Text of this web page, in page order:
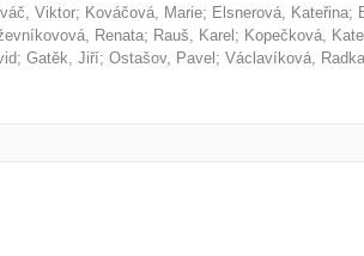
Viktor; Kováčová, Marie; Elsnerová, Kateřina;
Renata; Rauš, Karel ; Kopečková,
; Gatěk, Jiří; Ostašov, Pavel ; Václavíková, Radka